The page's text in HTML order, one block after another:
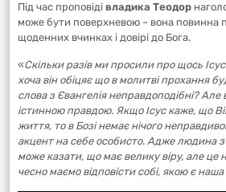
Під час проповіді владика Теодор
може бути поверхневою – вона повинна
щоденних вчинках і довірі до Бога.
«Скільки разів ми просили про щось
хоча він обіцяє що в молитві прохання
слова з Євангелія неправдоподібні? Але
істинною правдою. Якщо Ісус каже, що
життя, то в Бозі немає нічого
акцент на себе особисто. Адже людина
може казати, що має велику віру, але це
чесно маємо відповісти собі, якою є наша